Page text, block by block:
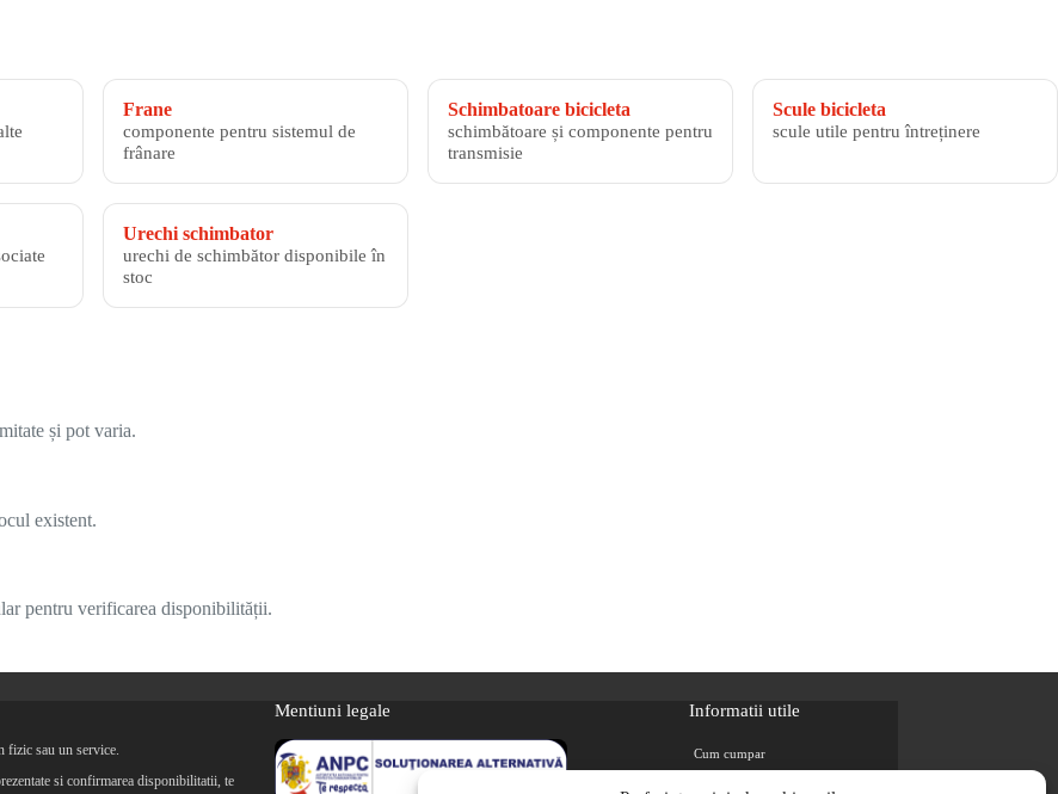
Frane
componente pentru sistemul de
frânare
Schimbatoare bicicleta
schimbătoare și componente pentru
transmisie
Scule bicicleta
scule utile pentru întreținere
Urechi schimbator
urechi de schimbător disponibile în
stoc
și pot varia.
existent.
pentru verificarea disponibilității.
fizic sau un service.
si confirmarea disponibilitatii, te
Mentiuni legale Informatii utile
Cum cumpar